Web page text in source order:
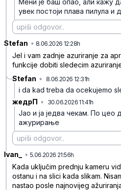
Мени је баш опао, али кажу
увек постоји плава пилула и
Stefan • 8.06.2026 12:28h
Jel i vam zadnje azuriranje za
funkcije dobiti sledecim
Stefan • 8.06.2026 12:31h
i da kad treba da ocekujemo
жедрП • 30.06.2026 11:41h
Јао и ја једва чекам. По цео
ажурирање
Ivan_ • 5.06.2026 21:56h
Kada uključim prednju kameru
ostanu i na slici kada slikam.
nastao posle najnovijeg